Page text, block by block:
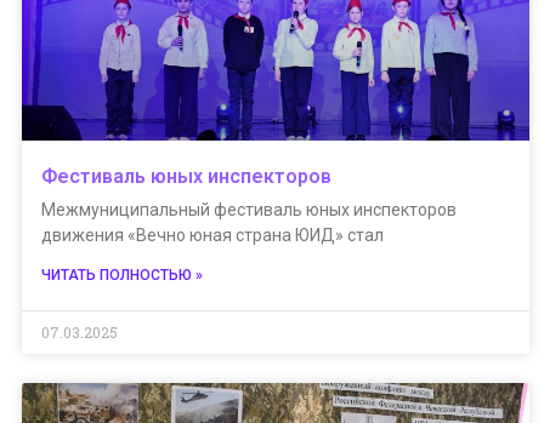
Фестиваль юных инспекторов
Межмуниципальный фестиваль юных инспекторов
движения «Вечно юная страна ЮИД» стал
ЧИТАТЬ ПОЛНОСТЬЮ »
07.03.2025